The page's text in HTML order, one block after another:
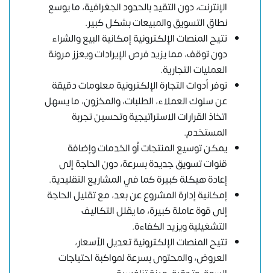
الإنترنت، دون التقيد بالحدود الجغرافية، ما يوسع
نطاق التسويق والمبيعات بشكل كبير.
تتيح المنصات الإلكترونية إمكانية البيع والشراء
دون توقف، مما يزيد فرص الإيرادات ويعزز مرونة
العمليات التجارية.
توفر أدوات التجارة الإلكترونية معلومات دقيقة
عن سلوك العملاء، الطلبات، والمخزون، ما يسهل
اتخاذ القرارات الاستراتيجية وتحسين تجربة
المستخدم.
يمكن توسيع المنتجات أو الخدمات وإضافة
قنوات تسويق جديدة بسرعة، دون الحاجة إلى
إعادة هيكلة كبيرة كما في المشاريع التقليدية.
إمكانية إدارة المشروع عن بعد، مع تقليل الحاجة
إلى قوة عاملة كبيرة، ما يقلل التكاليف
التشغيلية ويزيد الكفاءة.
تتيح المنصات الإلكترونية تعديل الأسعار،
العروض، والمحتوى بسرعة لمواكبة احتياجات